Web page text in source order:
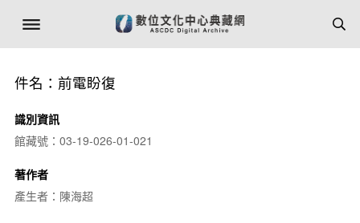
件名：前電盼復
識別資訊
館藏號：03-19-026-01-021
著作者
產生者：陳海超